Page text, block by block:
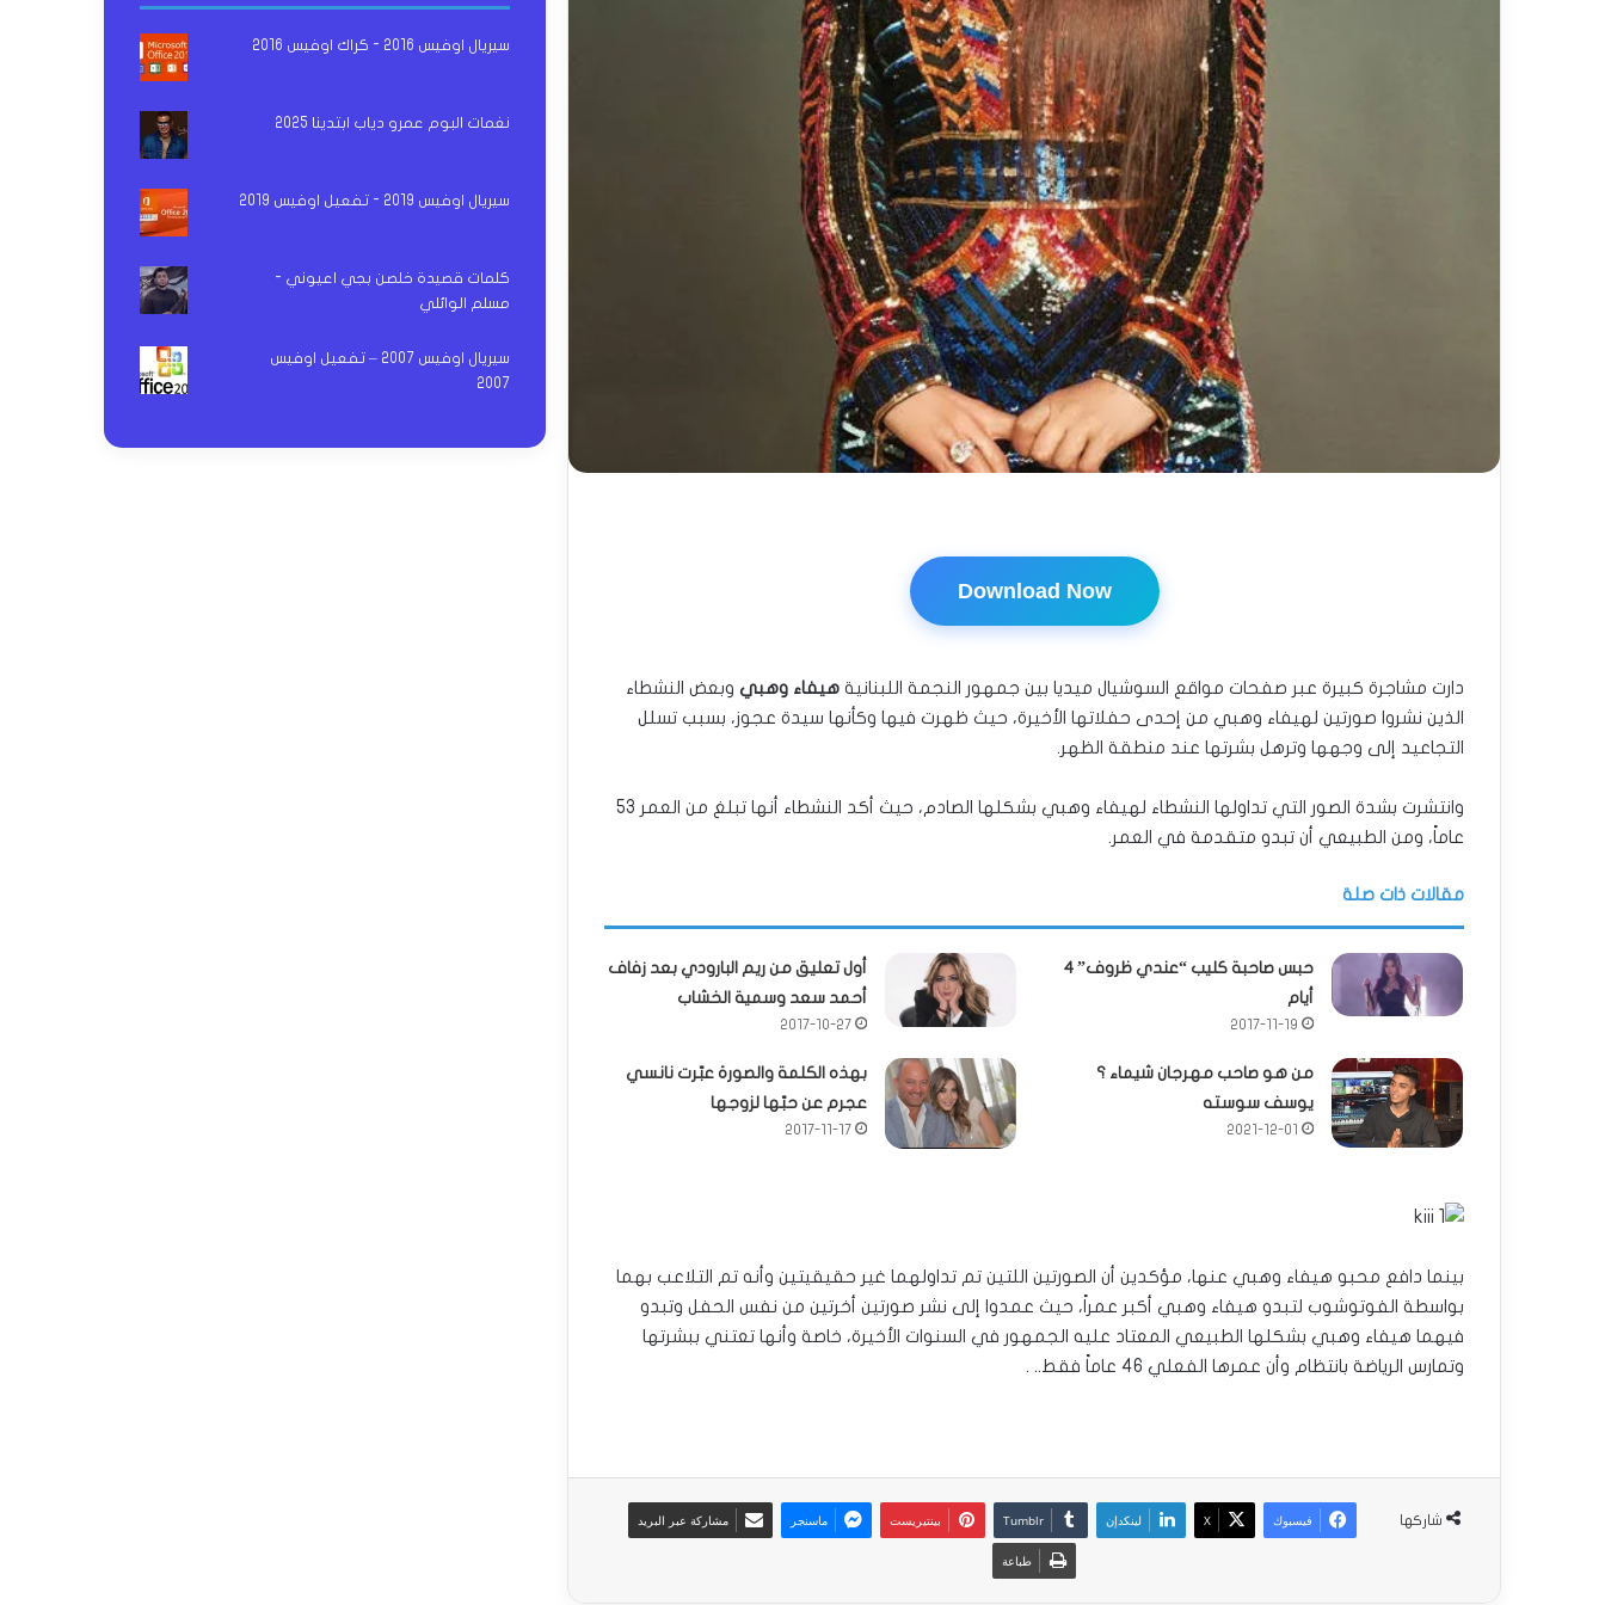
Download Now
دارت مشاجرة كبيرة عبر صفحات مواقع السوشيال ميديا بين جمهور النجمة اللبنانية هيفاء وهبي وبعض النشطاء
الذين نشروا صورتين لهيفاء وهبي من إحدى حفلاتها الأخيرة، حيث ظهرت فيها وكأنها سيدة عجوز، بسبب تسلل
التجاعيد إلى وجهها وترهل بشرتها عند منطقة الظهر.
وانتشرت بشدة الصور التي تداولها النشطاء لهيفاء وهبي بشكلها الصادم، حيث أكد النشطاء أنها تبلغ من العمر 53
عاماً، ومن الطبيعي أن تبدو متقدمة في العمر.
مقالات ذات صلة
حبس صاحبة كليب “عندي ظروف” 4
أيام
2017-11-19
أول تعليق من ريم البارودي بعد زفاف
أحمد سعد وسمية الخشاب
2017-10-27
من هو صاحب مهرجان شيماء ؟
يوسف سوسته
2021-12-01
بهذه الكلمة والصورة عبّرت نانسي
عجرم عن حبّها لزوجها
2017-11-17
بينما دافع محبو هيفاء وهبي عنها، مؤكدين أن الصورتين اللتين تم تداولهما غير حقيقيتين وأنه تم التلاعب بهما
بواسطة الفوتوشوب لتبدو هيفاء وهبي أكبر عمراً، حيث عمدوا إلى نشر صورتين أخرتين من نفس الحفل وتبدو
فيهما هيفاء وهبي بشكلها الطبيعي المعتاد عليه الجمهور في السنوات الأخيرة، خاصة وأنها تعتني ببشرتها
وتمارس الرياضة بانتظام وأن عمرها الفعلي 46 عاماً فقط.. .
شاركها فيسبوك ‫X لينكدإن ‏Tumblr بينتيريست ماسنجر مشاركة عبر البريد
طباعة
سيريال اوفيس 2016 - كراك اوفيس 2016
نغمات البوم عمرو دياب ابتدينا 2025
سيريال اوفيس 2019 - تفعيل اوفيس 2019
كلمات قصيدة خلصن بجي اعيوني -
مسلم الوائلي
سيريال اوفيس 2007 – تفعيل اوفيس
2007